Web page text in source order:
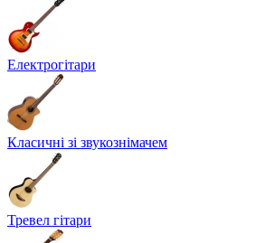
Електрогітари
Класичні зі звукознімачем
Тревел гітари